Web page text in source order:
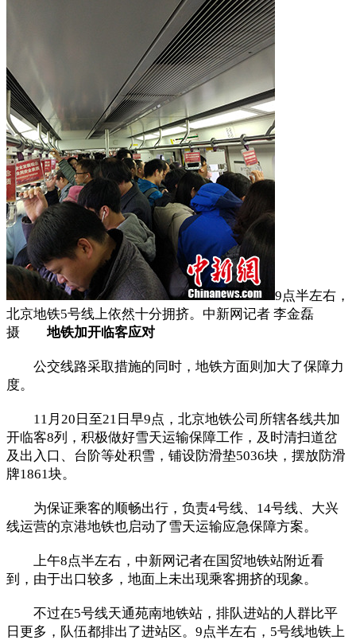
9点半左右，
北京地铁5号线上依然十分拥挤。中新网记者 李金磊
摄 地铁加开临客应对
公交线路采取措施的同时，地铁方面则加大了保障力
度。
11月20日至21日早9点，北京地铁公司所辖各线共加
开临客8列，积极做好雪天运输保障工作，及时清扫道岔
及出入口、台阶等处积雪，铺设防滑垫5036块，摆放防滑
牌1861块。
为保证乘客的顺畅出行，负责4号线、14号线、大兴
线运营的京港地铁也启动了雪天运输应急保障方案。
上午8点半左右，中新网记者在国贸地铁站附近看
到，由于出口较多，地面上未出现乘客拥挤的现象。
不过在5号线天通苑南地铁站，排队进站的人群比平
日更多，队伍都排出了进站区。9点半左右，5号线地铁上